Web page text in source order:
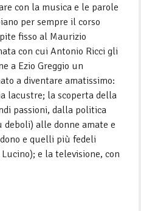
con la musica e le parole
per sempre il corso
fisso al Maurizio
con cui Antonio Ricci gli
a Ezio Greggio un
a diventare amatissimo:
lacustre; la scoperta della
passioni, dalla politica
alle donne amate e
e quelli più fedeli
e la televisione, con